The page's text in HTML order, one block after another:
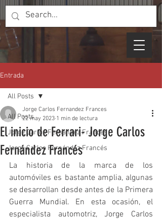
Entrada
All Posts
Jorge Carlos Fernandez Frances
Jorge Carlos Fernández Francés
All Posts
El inicio de Ferrari- Jorge Carlos
Fernández Francés
Jorge Carlos Fernandez Frances
22 may 2023 1 min de lectura
La historia de la marca de los
automóviles es bastante amplia, algunas
se desarrollan desde antes de la Primera
Guerra Mundial. En esta ocasión, el
especialista automotriz, Jorge Carlos